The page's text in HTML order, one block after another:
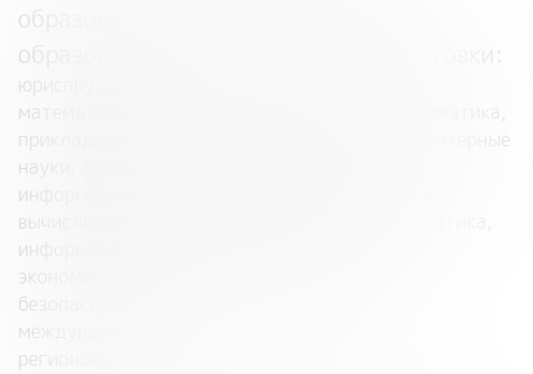
образовательных программ высшего
образования по направлениям подготовки:
юриспруденция;
математика, прикладная математика и информатика,
прикладная математика, математика и компьютерные
науки, фундаментальная информатика и
информационные технологии, информатика и
вычислительная техника, прикладная информатика,
информационная безопасность;
экономика, финансы и кредит, экономическая
безопасность;
международные отношения, зарубежное
регионоведение.